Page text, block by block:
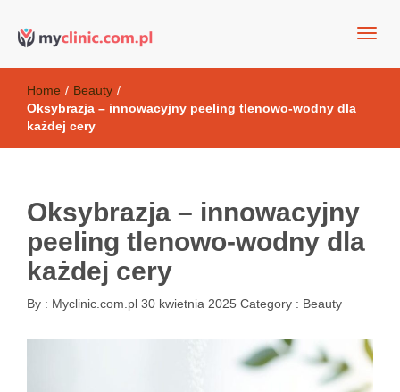
Kosmetyki antyoksydacyjne
Home / Beauty /
Oksybrazja – innowacyjny peeling tlenowo-wodny dla
każdej cery
Oksybrazja – innowacyjny
peeling tlenowo-wodny dla
każdej cery
By : Myclinic.com.pl 30 kwietnia 2025 Category : Beauty